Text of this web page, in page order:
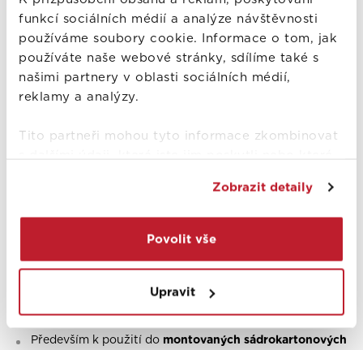
funkcí sociálních médií a analýze návštěvnosti
používáme soubory cookie. Informace o tom, jak
používáte naše webové stránky, sdílíme také s
našimi partnery v oblasti sociálních médií,
reklamy a analýzy.
Tito partneři mohou tyto informace zkombinovat
Zobrazit detaily
Povolit vše
Upravit
Snadná opracovatelnost - výrobky lze řezat, vrtat atd.
Rozměrová stabilitapři změnách teploty
V praxi ověřená dlouhodobá životnost a spolehlivá
funkčnost
Ekologická ahygienická nezávadnost
Především k použití do montovaných sádrokartonových